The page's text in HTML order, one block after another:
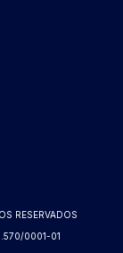
RESERVADOS
0001-01